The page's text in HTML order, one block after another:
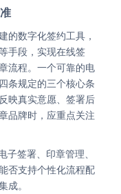
手段，实现在线签
流程。一个可靠的电
条规定的三个核心条
映真实意愿、签署后
品牌时，应重点关注
子签署、印章管理、
否支持个性化流程配
成。